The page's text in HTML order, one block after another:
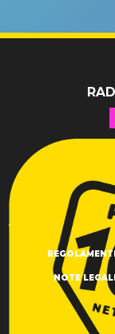
NOTE LEGALI